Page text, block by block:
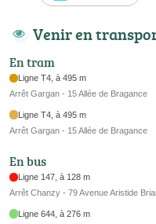
Venir en
En tram
Ligne T4, à 495 m
Arrêt Gargan - 15 Allée de Bragance
Ligne T4, à 495 m
Arrêt Gargan - 15 Allée de Bragance
En bus
Ligne 147, à 128 m
Arrêt Chanzy - 79 Avenue Aristide
Ligne 644, à 276 m